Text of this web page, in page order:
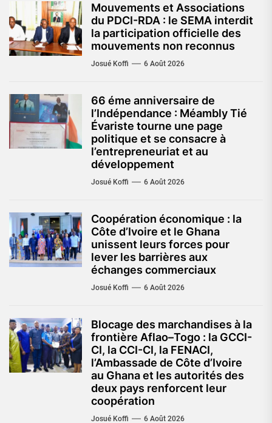
Mouvements et Associations
du PDCI-RDA : le SEMA interdit
la participation officielle des
mouvements non reconnus
Josué Koffi 6 Août 2026
66 éme anniversaire de
l’Indépendance : Méambly Tié
Évariste tourne une page
politique et se consacre à
l’entrepreneuriat et au
développement
Josué Koffi 6 Août 2026
Coopération économique : la
Côte d’Ivoire et le Ghana
unissent leurs forces pour
lever les barrières aux
échanges commerciaux
Josué Koffi 6 Août 2026
Blocage des marchandises à la
frontière Aflao–Togo : la GCCI-
CI, la CCI-CI, la FENACI,
l’Ambassade de Côte d’Ivoire
au Ghana et les autorités des
deux pays renforcent leur
coopération
Josué Koffi 6 Août 2026